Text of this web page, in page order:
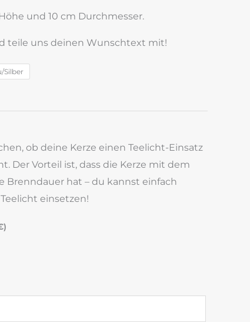
und 10 cm Durchmesser.
teile uns deinen Wunschtext mit!
Silber
ob deine Kerze einen Teelicht-Einsatz
Der Vorteil ist, dass die Kerze mit dem
Brenndauer hat – du kannst einfach
einsetzen!
)